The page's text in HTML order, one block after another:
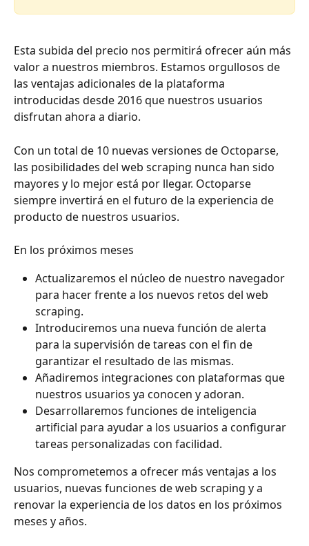
Esta subida del precio nos permitirá ofrecer aún más
valor a nuestros miembros. Estamos orgullosos de
las ventajas adicionales de la plataforma
introducidas desde 2016 que nuestros usuarios
disfrutan ahora a diario.
Con un total de 10 nuevas versiones de Octoparse,
las posibilidades del web scraping nunca han sido
mayores y lo mejor está por llegar. Octoparse
siempre invertirá en el futuro de la experiencia de
producto de nuestros usuarios.
En los próximos meses
Actualizaremos el núcleo de nuestro navegador
para hacer frente a los nuevos retos del web
scraping.
Introduciremos una nueva función de alerta
para la supervisión de tareas con el fin de
garantizar el resultado de las mismas.
Añadiremos integraciones con plataformas que
nuestros usuarios ya conocen y adoran.
Desarrollaremos funciones de inteligencia
artificial para ayudar a los usuarios a configurar
tareas personalizadas con facilidad.
Nos comprometemos a ofrecer más ventajas a los
usuarios, nuevas funciones de web scraping y a
renovar la experiencia de los datos en los próximos
meses y años.